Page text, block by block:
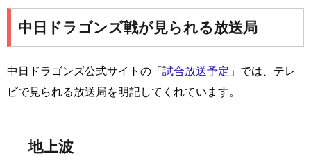
中日ドラゴンズ戦が見られる放送局
中日ドラゴンズ公式サイトの「 試合放送予定 」では、テレ
ビで見られる放送局を明記してくれています。
地上波